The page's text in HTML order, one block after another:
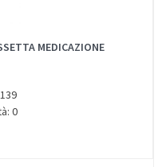
MEDICAZIONE
0